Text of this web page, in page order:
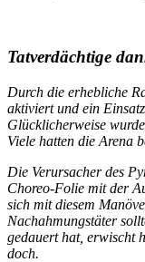
Tatverdächtige
Durch die erhebliche
aktiviert und ein
Glücklicherweise
Viele hatten die Arena
Die Verursacher des
Choreo-Folie mit der
sich mit diesem
Nachahmungstäter
gedauert hat, erwischt
doch.